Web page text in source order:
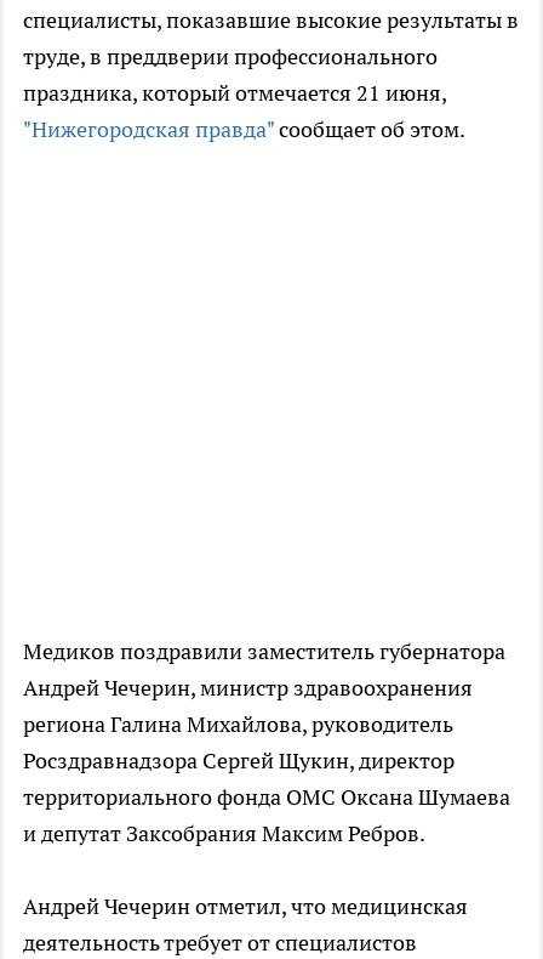
специалисты, показавшие высокие результаты в
труде, в преддверии профессионального
праздника, который отмечается 21 июня,
"Нижегородская правда"сообщает об этом.
Медиков поздравили заместитель губернатора
Андрей Чечерин, министр здравоохранения
региона Галина Михайлова, руководитель
Росздравнадзора Сергей Щукин, директор
территориального фонда ОМС Оксана Шумаева
и депутат Заксобрания Максим Ребров.
Андрей Чечерин отметил, что медицинская
деятельность требует от специалистов